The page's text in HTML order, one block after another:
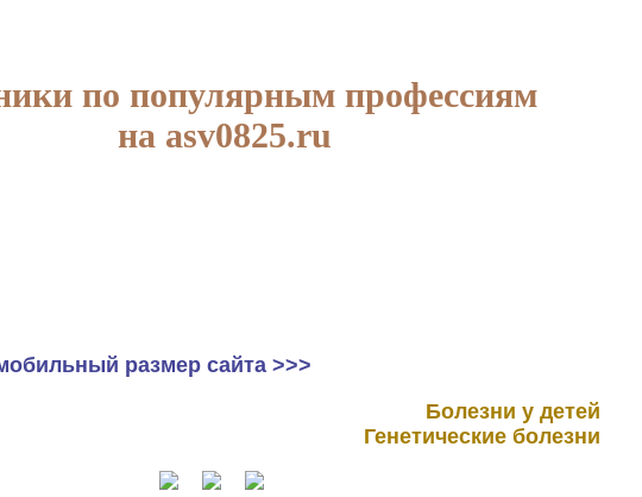
по популярным профессиям
на asv0825.ru
размер сайта >>>
Болезни у детей
Генетические болезни